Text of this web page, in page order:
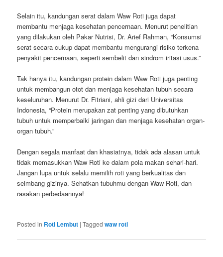
Selain itu, kandungan serat dalam Waw Roti juga dapat
membantu menjaga kesehatan pencernaan. Menurut penelitian
yang dilakukan oleh Pakar Nutrisi, Dr. Arief Rahman, “Konsumsi
serat secara cukup dapat membantu mengurangi risiko terkena
penyakit pencernaan, seperti sembelit dan sindrom iritasi usus.”
Tak hanya itu, kandungan protein dalam Waw Roti juga penting
untuk membangun otot dan menjaga kesehatan tubuh secara
keseluruhan. Menurut Dr. Fitriani, ahli gizi dari Universitas
Indonesia, “Protein merupakan zat penting yang dibutuhkan
tubuh untuk memperbaiki jaringan dan menjaga kesehatan organ-
organ tubuh.”
Dengan segala manfaat dan khasiatnya, tidak ada alasan untuk
tidak memasukkan Waw Roti ke dalam pola makan sehari-hari.
Jangan lupa untuk selalu memilih roti yang berkualitas dan
seimbang gizinya. Sehatkan tubuhmu dengan Waw Roti, dan
rasakan perbedaannya!
Posted in Roti Lembut |Tagged waw roti